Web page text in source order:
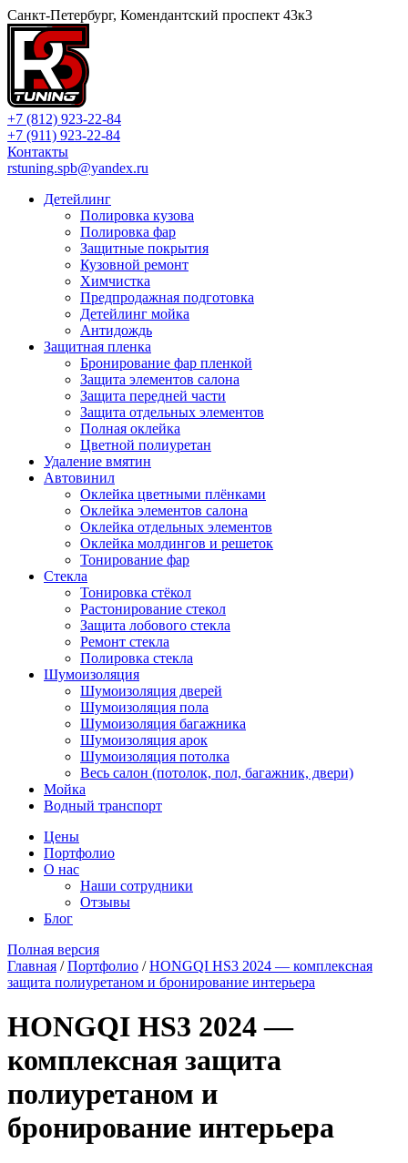
Санкт-Петербург, Комендантский проспект 43к3
+7 (812) 923-22-84
+7 (911) 923-22-84
Контакты
rstuning.spb@yandex.ru
Детейлинг
Полировка кузова
Полировка фар
Защитные покрытия
Кузовной ремонт
Химчистка
Предпродажная подготовка
Детейлинг мойка
Антидождь
Защитная пленка
Бронирование фар пленкой
Защита элементов салона
Защита передней части
Защита отдельных элементов
Полная оклейка
Цветной полиуретан
Удаление вмятин
Автовинил
Оклейка цветными плёнками
Оклейка элементов салона
Оклейка отдельных элементов
Оклейка молдингов и решеток
Тонирование фар
Стекла
Тонировка стёкол
Растонирование стекол
Защита лобового стекла
Ремонт стекла
Полировка стекла
Шумоизоляция
Шумоизоляция дверей
Шумоизоляция пола
Шумоизоляция багажника
Шумоизоляция арок
Шумоизоляция потолка
Весь салон (потолок, пол, багажник, двери)
Мойка
Водный транспорт
Цены
Портфолио
О нас
Наши сотрудники
Отзывы
Блог
Полная версия
Главная /Портфолио /HONGQI HS3 2024 — комплексная
защита полиуретаном и бронирование интерьера
HONGQI HS3 2024 —
комплексная защита
полиуретаном и
бронирование интерьера